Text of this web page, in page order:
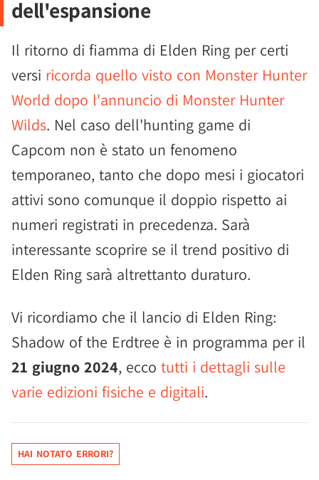
dell'espansione
Il ritorno di fiamma di Elden Ring per certi
versi ricorda quello visto con Monster Hunter
World dopo l'annuncio di Monster Hunter
Wilds. Nel caso dell'hunting game di
Capcom non è stato un fenomeno
temporaneo, tanto che dopo mesi i giocatori
attivi sono comunque il doppio rispetto ai
numeri registrati in precedenza. Sarà
interessante scoprire se il trend positivo di
Elden Ring sarà altrettanto duraturo.
Vi ricordiamo che il lancio di Elden Ring:
Shadow of the Erdtree è in programma per il
21 giugno 2024, ecco tutti i dettagli sulle
varie edizioni fisiche e digitali.
HAI NOTATO ERRORI?